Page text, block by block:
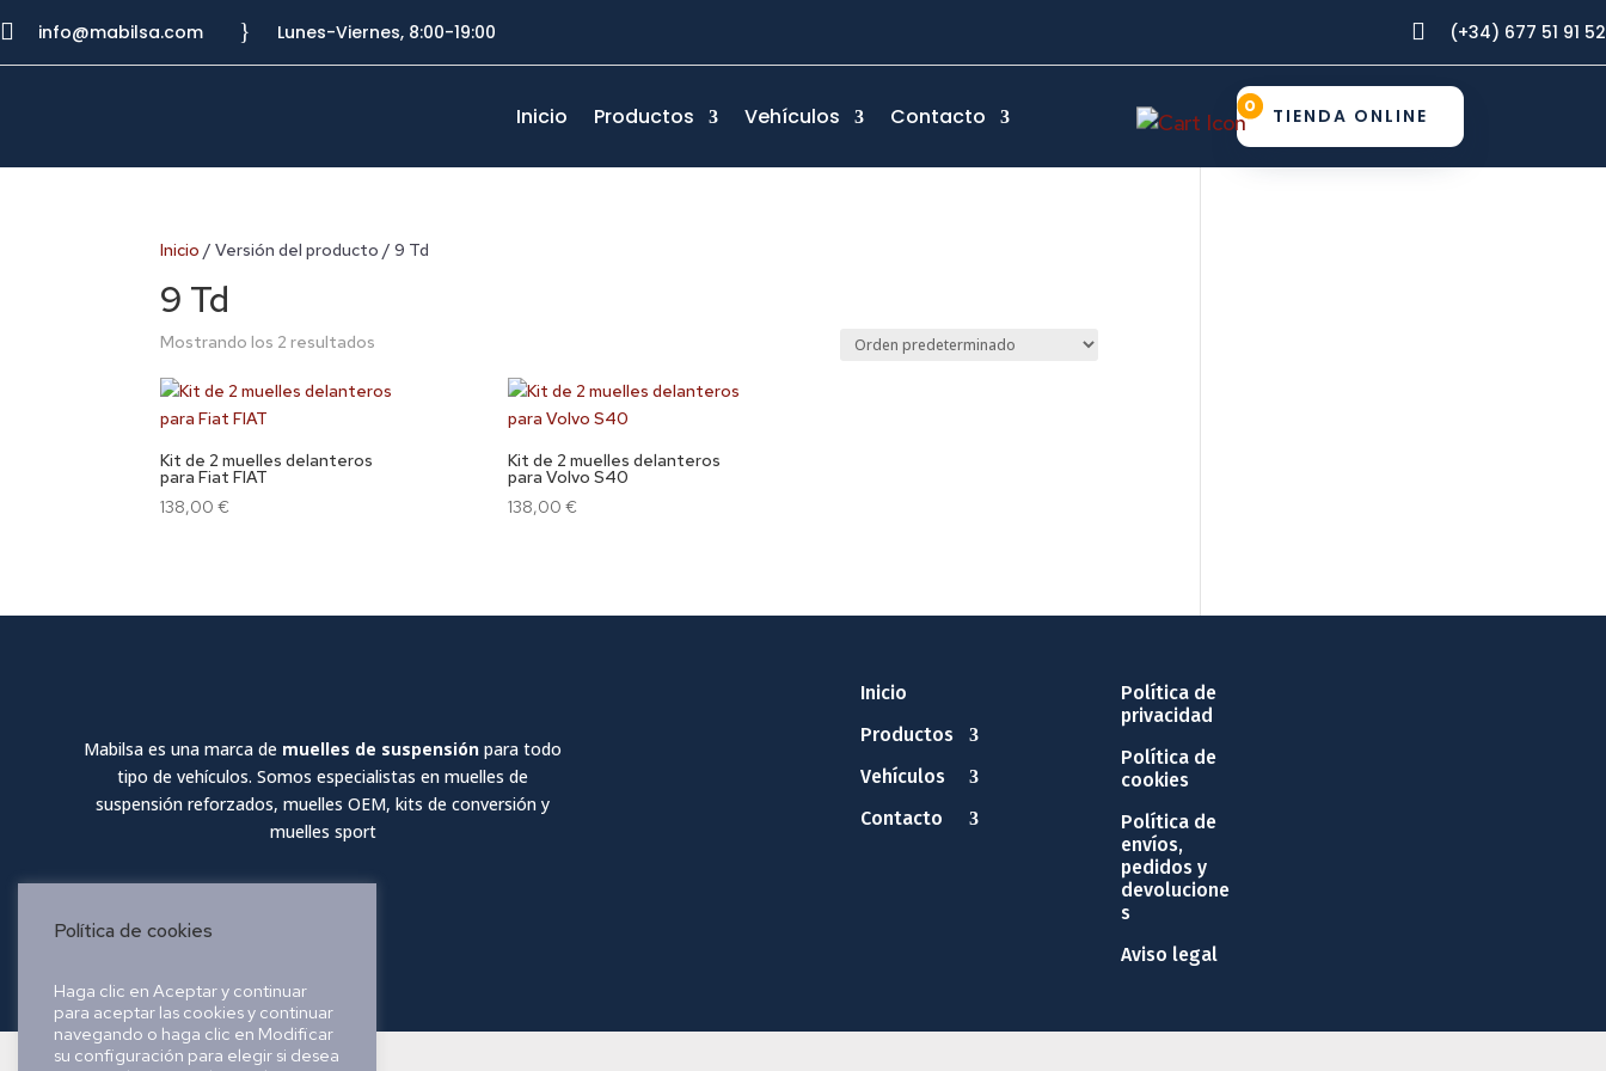
 info@mabilsa.com } Lunes-Viernes, 8:00-19:00  (+34) 677 51 91 52
Inicio Productos Vehículos Contacto TIENDA ONLINE
0
Inicio / Versión del producto / 9 Td
9 Td
Mostrando los 2 resultados
Kit de 2 muelles delanteros
para Fiat FIAT
138,00€
Kit de 2 muelles delanteros
para Volvo S40
138,00 €
Mabilsa es una marca de muelles de suspensión para todo
tipo de vehículos. Somos especialistas en muelles de
suspensión reforzados, muelles OEM, kits de conversión y
muelles sport
Inicio
Productos
Vehículos
Contacto
Política de
privacidad
Política de
cookies
Política de
envíos,
pedidos y
devolucione
s
Aviso legal
Política de cookies
Haga clic en Aceptar y continuar
para aceptar las cookies y continuar
navegando o haga clic en Modificar
su configuración para elegir si desea